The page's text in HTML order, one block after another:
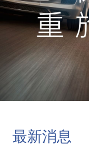
最新消息